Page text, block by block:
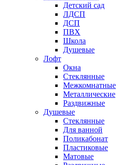
Детский сад
ЛДСП
ДСП
ПВХ
Школа
Душевые
Лофт
Окна
Стеклянные
Межкомнатные
Металлические
Раздвижные
Душевые
Стеклянные
Для ванной
Поликабонат
Пластиковые
Матовые